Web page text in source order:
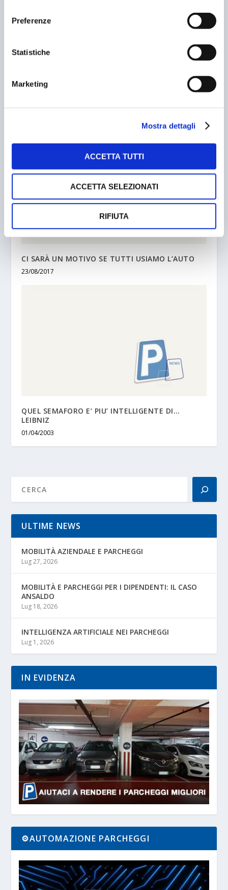
Preferenze
Statistiche
Marketing
Mostra dettagli
ACCETTA TUTTI
ACCETTA SELEZIONATI
RIFIUTA
PARCHEGGIO PREALPINO: NUOVO HUB A BRESCIA
CI SARÀ UN MOTIVO SE TUTTI USIAMO L’AUTO
23/08/2017
QUEL SEMAFORO E’ PIU’ INTELLIGENTE DI…
LEIBNIZ
01/04/2003
ULTIME NEWS
MOBILITÀ AZIENDALE E PARCHEGGI
Lug 27, 2026
MOBILITÀ E PARCHEGGI PER I DIPENDENTI: IL CASO
ANSALDO
Lug 18, 2026
INTELLIGENZA ARTIFICIALE NEI PARCHEGGI
Lug 1, 2026
IN EVIDENZA
⚙️AUTOMAZIONE PARCHEGGI